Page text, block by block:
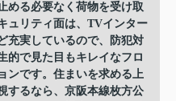
める必要なく荷物を受け取
ュリティ面は、TVインター
充実しているので、防犯対
的で見た目もキレイなフロ
ンです。住まいを求める上
するなら、京阪本線枚方公